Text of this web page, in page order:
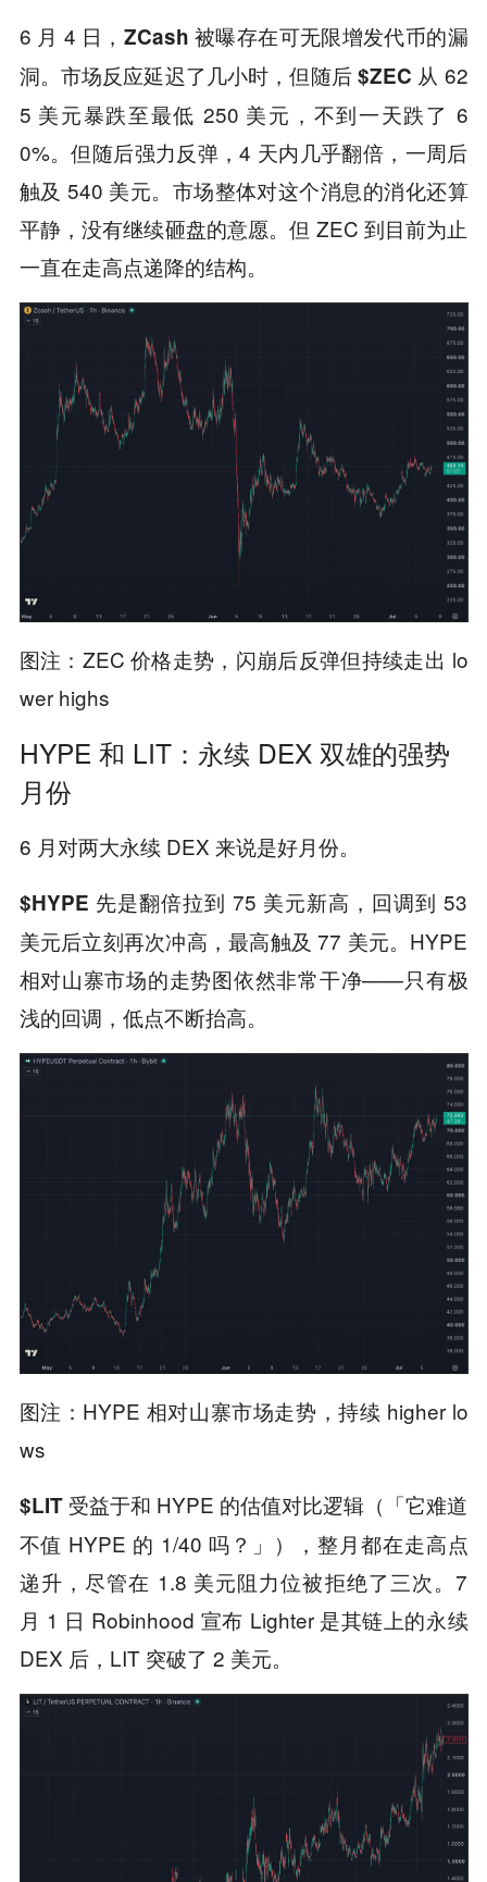
6 月 4 日， ZCash 被曝存在可无限增发代币的漏
洞。市场反应延迟了几小时，但随后$ZEC 从 62
5 美元暴跌至最低 250 美元，不到一天跌了 6
0%。但随后强力反弹，4 天内几乎翻倍，一周后
触及 540 美元。市场整体对这个消息的消化还算
平静，没有继续砸盘的意愿。但 ZEC 到目前为止
一直在走高点递降的结构。
图注：ZEC 价格走势，闪崩后反弹但持续走出 lo
wer highs
HYPE 和 LIT：永续 DEX 双雄的强势
月份
6 月对两大永续 DEX 来说是好月份。
$HYPE 先是翻倍拉到 75 美元新高，回调到 53
美元后立刻再次冲高，最高触及 77 美元。HYPE
相对山寨市场的走势图依然非常干净——只有极
浅的回调，低点不断抬高。
图注：HYPE 相对山寨市场走势，持续 higher lo
ws
$LIT受益于和 HYPE 的估值对比逻辑（「它难道
不值 HYPE 的 1/40 吗？」），整月都在走高点
递升，尽管在 1.8 美元阻力位被拒绝了三次。7
月 1 日 Robinhood 宣布 Lighter 是其链上的永续
DEX 后，LIT 突破了 2 美元。